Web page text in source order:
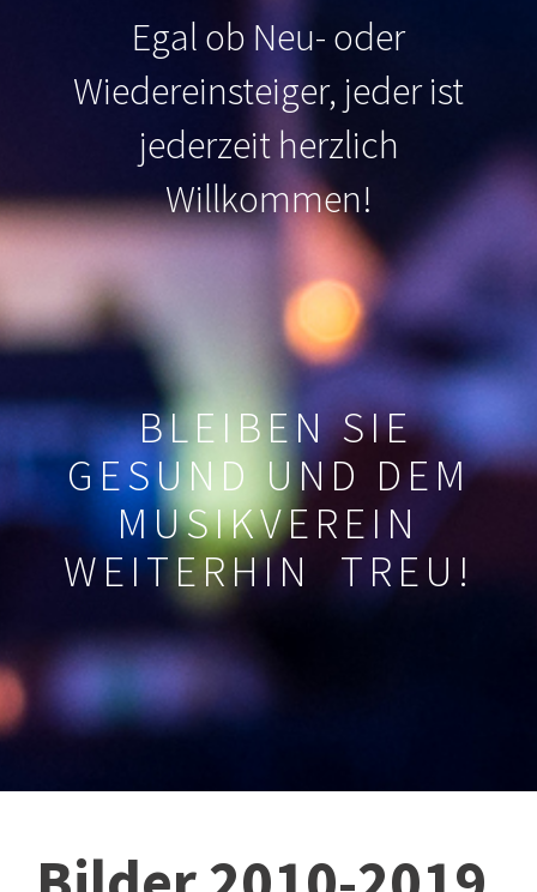
Egal ob Neu- oder
Wiedereinsteiger, jeder ist
jederzeit herzlich
Willkommen!
BLEIBEN SIE
GESUND UND DEM
MUSIKVEREIN
WEITERHIN TREU!